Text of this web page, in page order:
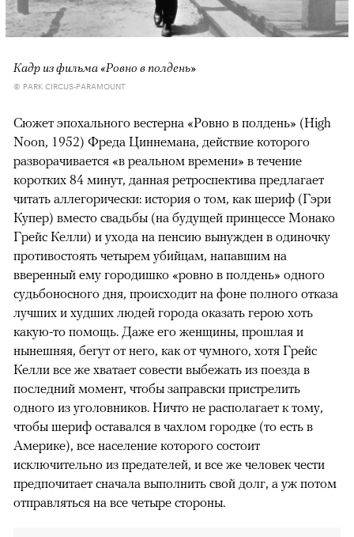
Кадр из фильма «Ровно в полдень»
© PARK CIRCUS-PARAMOUNT
Сюжет эпохального вестерна «Ровно в полдень» (High
Noon, 1952) Фреда Циннемана, действие которого
разворачивается «в реальном времени» в течение
коротких 84 минут, данная ретроспектива предлагает
читать аллегорически: история о том, как шериф (Гэри
Купер) вместо свадьбы (на будущей принцессе Монако
Грейс Келли) и ухода на пенсию вынужден в одиночку
противостоять четырем убийцам, напавшим на
вверенный ему городишко «ровно в полдень» одного
судьбоносного дня, происходит на фоне полного отказа
лучших и худших людей города оказать герою хоть
какую-то помощь. Даже его женщины, прошлая и
нынешняя, бегут от него, как от чумного, хотя Грейс
Келли все же хватает совести выбежать из поезда в
последний момент, чтобы заправски пристрелить
одного из уголовников. Ничто не располагает к тому,
чтобы шериф оставался в чахлом городке (то есть в
Америке), все население которого состоит
исключительно из предателей, и все же человек чести
предпочитает сначала выполнить свой долг, а уж потом
отправляться на все четыре стороны.